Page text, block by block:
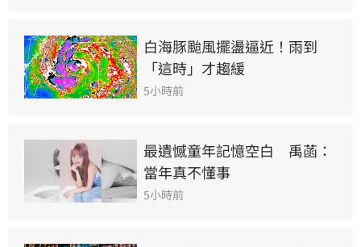
白海豚颱風擺盪逼近！雨到
「這時」才趨緩
5小時前
最遺憾童年記憶空白　禹菡：
當年真不懂事
5小時前